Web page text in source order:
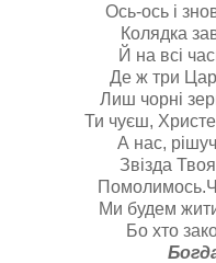
Ось-ось і
Колядка
Й на всі
Де ж три
Лиш чорні
Ти чуєш,
А нас,
Звізда Твоя
Ми будем
Бо хто